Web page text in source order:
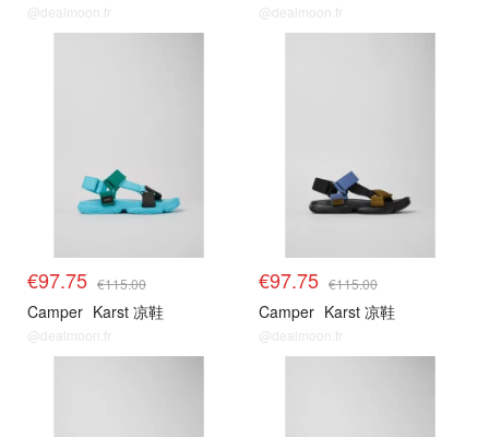
@dealmoon.fr @dealmoon.fr
€97.75 €115.00
Camper Karst 凉鞋
@dealmoon.fr
€97.75 €115.00
Camper Karst 凉鞋
@dealmoon.fr